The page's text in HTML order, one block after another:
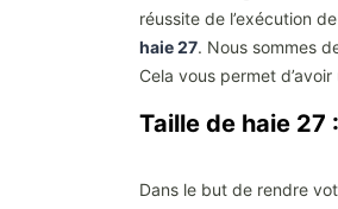
réussite de l’exécution
haie 27. Nous sommes
Cela vous permet
Taille de haie 27
Dans le but de rendre